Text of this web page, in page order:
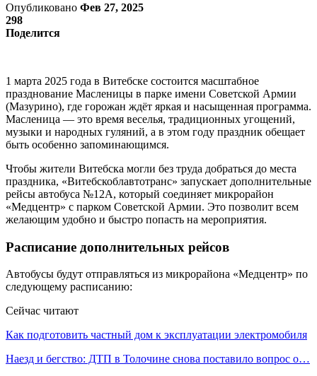
Опубликовано Фев 27, 2025
298
Поделится
1 марта 2025 года в Витебске состоится масштабное
празднование Масленицы в парке имени Советской Армии
(Мазурино), где горожан ждёт яркая и насыщенная программа.
Масленица — это время веселья, традиционных угощений,
музыки и народных гуляний, а в этом году праздник обещает
быть особенно запоминающимся.
Чтобы жители Витебска могли без труда добраться до места
праздника, «Витебскоблавтотранс» запускает дополнительные
рейсы автобуса №12А, который соединяет микрорайон
«Медцентр» с парком Советской Армии. Это позволит всем
желающим удобно и быстро попасть на мероприятия.
Расписание дополнительных рейсов
Автобусы будут отправляться из микрорайона «Медцентр» по
следующему расписанию:
Сейчас читают
Как подготовить частный дом к эксплуатации электромобиля
Наезд и бегство: ДТП в Толочине снова поставило вопрос о…